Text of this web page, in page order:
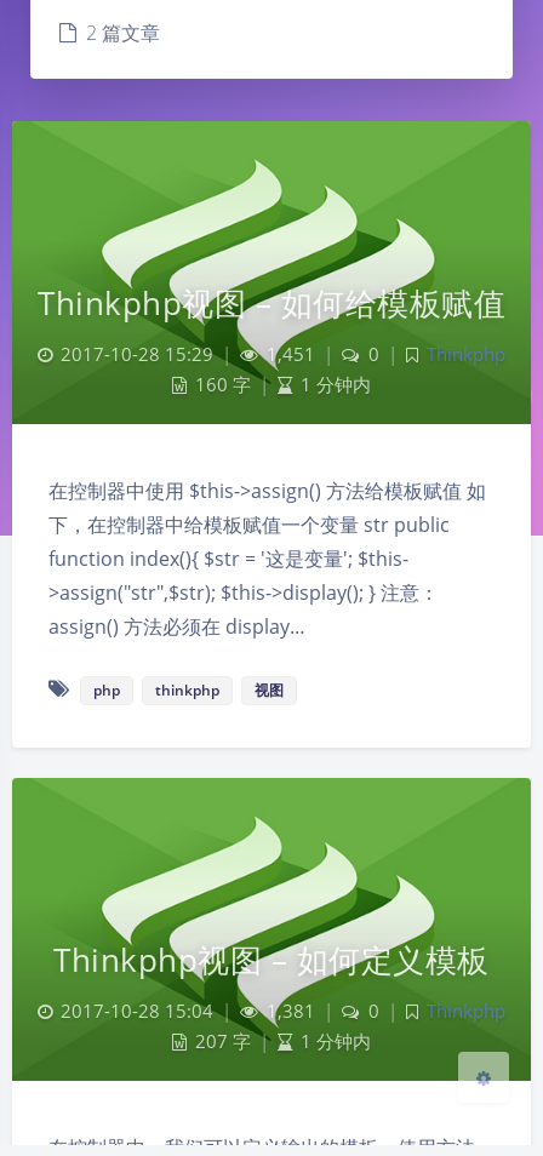
Sans Serif
浅阴影
关闭 日落 暗化 灰度
2 篇文章
Thinkphp视图 – 如何给模板赋值
2017-10-28 15:29 | 1,451 0
Thinkphp
160 字 | 1 分钟内
在控制器中使用 $this->assign() 方法给模板赋值 如
下，在控制器中给模板赋值一个变量 str public
function index(){ $str = '这是变量'; $this-
>assign("str",$str); $this->display(); } 注意：
assign() 方法必须在 display…
php thinkphp 视图
Thinkphp视图 – 如何定义模板
2017-10-28 15:04 | 1,381 0
Thinkphp
207 字 | 1 分钟内
在控制器中，我们可以定义输出的模板。使用方法